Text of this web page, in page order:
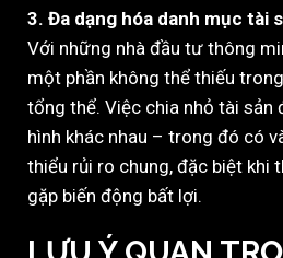
3. Đa dạng hóa danh mục tài
Với những nhà đầu tư thông
một phần không thể thiếu
tổng thể. Việc chia nhỏ tài sản
hình khác nhau – trong đó có
thiểu rủi ro chung, đặc biệt khi
gặp biến động bất lợi.